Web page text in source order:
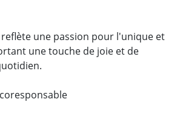
une passion pour l'unique et
une touche de joie et de